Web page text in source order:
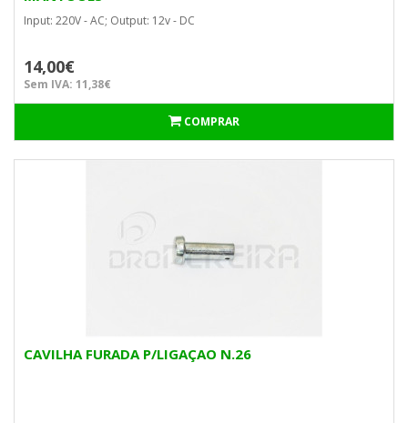
Input: 220V - AC; Output: 12v - DC
14,00€
Sem IVA: 11,38€
COMPRAR
CAVILHA FURADA P/LIGAÇAO N.26